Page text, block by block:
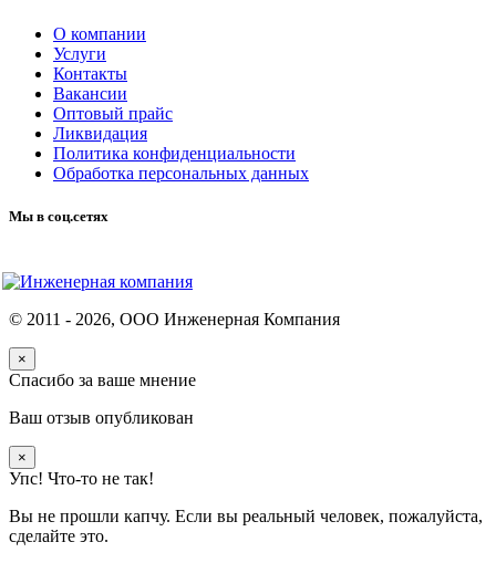
О компании
Услуги
Контакты
Вакансии
Оптовый прайс
Ликвидация
Политика конфиденциальности
Обработка персональных данных
Мы в соц.сетях
© 2011 - 2026, ООО Инженерная Компания
×
Спасибо за ваше мнение
Ваш отзыв опубликован
×
Упс! Что-то не так!
Вы не прошли капчу. Если вы реальный человек, пожалуйста,
сделайте это.